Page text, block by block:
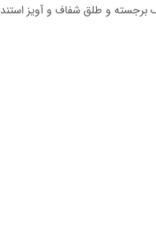
برجسته و طلق شفاف و آویز استند